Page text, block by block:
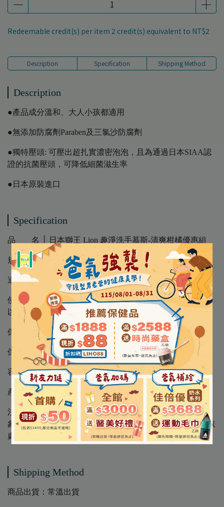
Redeemable credit(s) per item 2 credit(s) equivalent to NT$2
Description Specification Shipping Method
Description
●產品成分溫和、大人小孩都適用
●無添加防腐劑Paraben及三氯沙防腐劑
●獨特壓頭: 可壓出超扎實濃密泡泡，且為通過日本SIAA認
證的抗菌壓頭，可降低細菌滋生率
●日本原裝進口
Specification
品 名 │ 日本獅王 Lion 趣淨洗手慕斯-清爽柑橘優惠組
規 格 │ 洗手慕斯250mlx1+補充包200mlx2
適用對象 │ 小孩、大人均適用
使用方法 │ 先以水濕潤手部，取適量抹上，輕輕搓揉，再
以清水沖洗
保存方法 │ 請至於室內陰涼處，避免日光直射
保存期限 │ 3年
容 量 │ 按壓瓶 250 ml / 補充包 200ml
產 地 │ 日本
注意事項 │ 勿使用於眼睛、開放性傷口，肌膚若有不適現
象請暫時停止使用，避免幼兒誤食，請放置於孩童不易拿取
處
Shipping Method
商品出貨：常溫出貨